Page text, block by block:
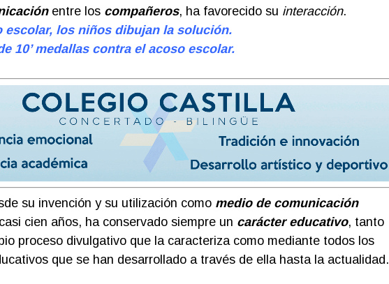
entre los compañeros, ha favorecido su interacción.
escolar, los niños dibujan la solución.
10’ medallas contra el acoso escolar.
su invención y su utilización como medio de comunicación
cien años, ha conservado siempre un carácter educativo, tanto
proceso divulgativo que la caracteriza como mediante todos los
que se han desarrollado a través de ella hasta la actualidad.